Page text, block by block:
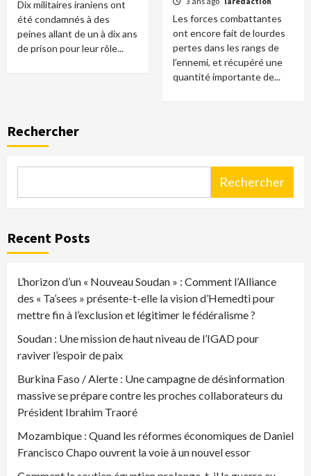
Dix militaires iraniens ont
été condamnés à des
peines allant de un à dix ans
de prison pour leur rôle...
Les forces combattantes
ont encore fait de lourdes
pertes dans les rangs de
l’ennemi, et récupéré une
quantité importante de...
Rechercher
Rechercher
Recent Posts
L’horizon d’un « Nouveau Soudan » : Comment l’Alliance
des « Ta’sees » présente-t-elle la vision d’Hemedti pour
mettre fin à l’exclusion et légitimer le fédéralisme ?
Soudan : Une mission de haut niveau de l’IGAD pour
raviver l’espoir de paix
Burkina Faso / Alerte : Une campagne de désinformation
massive se prépare contre les proches collaborateurs du
Président Ibrahim Traoré
Mozambique : Quand les réformes économiques de Daniel
Francisco Chapo ouvrent la voie à un nouvel essor